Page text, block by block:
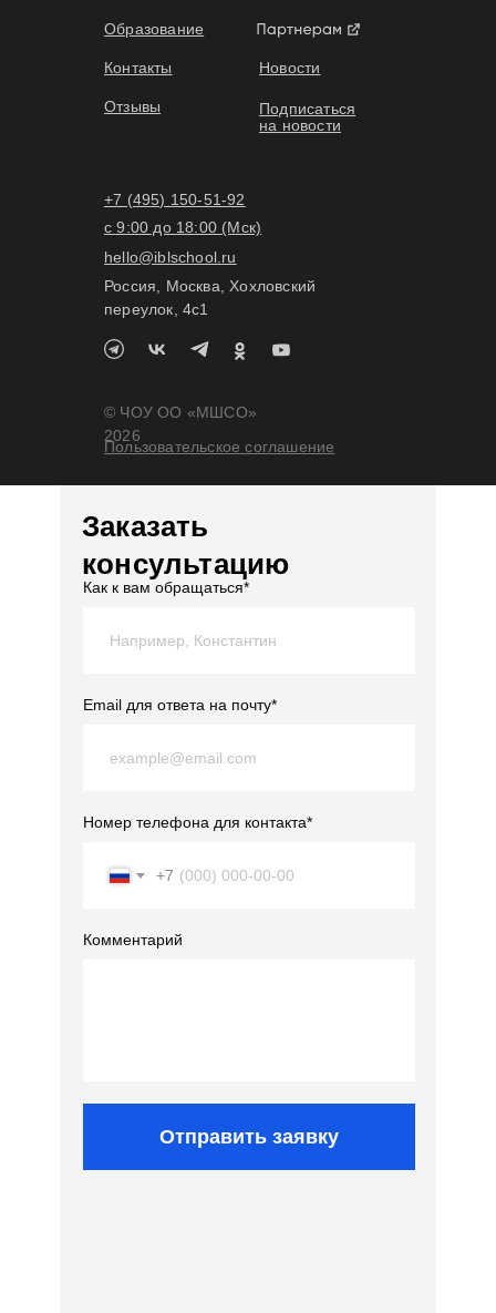
Образование
Отзывы
Контакты
+7 (495) 150-51-92
с 9:00 до 18:00 (Мск)
hello@iblschool.ru
Россия, Москва, Хохловский
переулок, 4c1
© ЧОУ ОО «МШСО»
2026
Пользовательское соглашение
Новости
Подписаться
на новости
Заказать
консультацию
Как к вам обращаться*
Email для ответа на почту*
Номер телефона для контакта*
+7
Комментарий
Отправить заявку